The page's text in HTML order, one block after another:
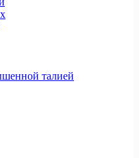
талией